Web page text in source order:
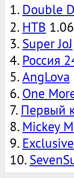
1. Double
2. НТВ
3. Super JoJ
4. Россия
5.AngLova
6. One
7. Первый
8. Mickey
9. Exclusive
10.